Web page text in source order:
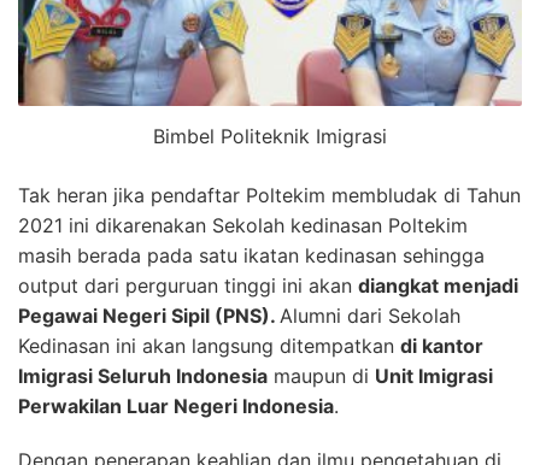
Bimbel Politeknik Imigrasi
Tak heran jika pendaftar Poltekim membludak di Tahun
2021 ini dikarenakan Sekolah kedinasan Poltekim
masih berada pada satu ikatan kedinasan sehingga
output dari perguruan tinggi ini akan diangkat menjadi
Pegawai Negeri Sipil (PNS). Alumni dari Sekolah
Kedinasan ini akan langsung ditempatkan di kantor
Imigrasi Seluruh Indonesia maupun di Unit Imigrasi
Perwakilan Luar Negeri Indonesia.
Dengan penerapan keahlian dan ilmu pengetahuan di